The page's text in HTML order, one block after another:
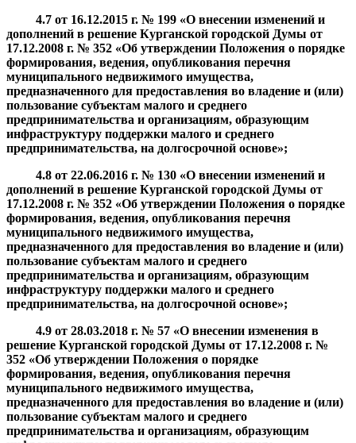
4.7 от 16.12.2015 г. № 199 «О внесении изменений и
дополнений в решение Курганской городской Думы от
17.12.2008 г. № 352 «Об утверждении Положения о порядке
формирования, ведения, опубликования перечня
муниципального недвижимого имущества,
предназначенного для предоставления во владение и (или)
пользование субъектам малого и среднего
предпринимательства и организациям, образующим
инфраструктуру поддержки малого и среднего
предпринимательства, на долгосрочной основе»;
4.8от22.06.2016 г. № 130 «О внесении изменений и
дополнений в решение Курганской городской Думы от
17.12.2008 г. № 352 «Об утверждении Положения о порядке
формирования, ведения, опубликования перечня
муниципального недвижимого имущества,
предназначенного для предоставления во владение и (или)
пользование субъектам малого и среднего
предпринимательства и организациям, образующим
инфраструктуру поддержки малого и среднего
предпринимательства, на долгосрочной основе»;
4.9от28.03.2018 г. №57 «О внесении изменения в
решение Курганской городской Думы от 17.12.2008 г. №
352 «Об утверждении Положения о порядке
формирования, ведения, опубликования перечня
муниципального недвижимого имущества,
предназначенного для предоставления во владение и (или)
пользование субъектам малого и среднего
предпринимательства и организациям, образующим